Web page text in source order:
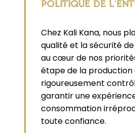
POLITIQUE DE
Chez Kali Kana, nous
qualité et la sécurité
au cœur de nos
étape de la production
rigoureusement
garantir une
consommation
toute confiance.